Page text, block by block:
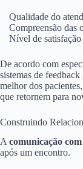
Qualidade do
Compreensão das
Nível de
De acordo com
sistemas de
melhor dos
que retornem para
Construindo
A comunicação
após um encontro.